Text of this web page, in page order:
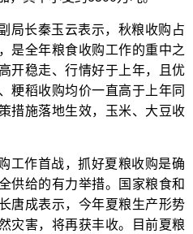
局长秦玉云表示，秋粮收购占
是全年粮食收购工作的重中之
开稳走、行情好于上年，且优
粳稻收购均价一直高于上年同
措施落地生效，玉米、大豆收
工作首战，抓好夏粮收购是确
供给的有力举措。国家粮食和
唐成表示，今年夏粮生产形势
灾害，将再获丰收。目前夏粮